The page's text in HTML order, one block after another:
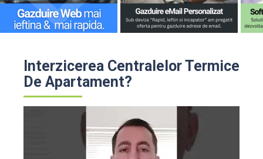
Interzicerea Centralelor Termice
De Apartament?